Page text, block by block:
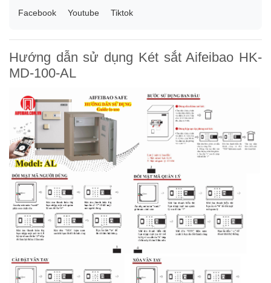
Facebook Youtube Tiktok
Hướng dẫn sử dụng Két sắt Aifeibao HK-
MD-100-AL